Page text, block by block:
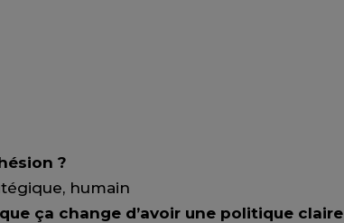
?
humain
ça change d’avoir une politique claire